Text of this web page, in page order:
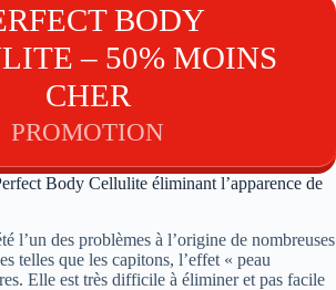
BODY
– 50% MOINS
CHER
PROMOTION
Body Cellulite éliminant l’apparence de
l’un des problèmes à l’origine de nombreuses
telles que les capitons, l’effet « peau
Elle est très difficile à éliminer et pas facile